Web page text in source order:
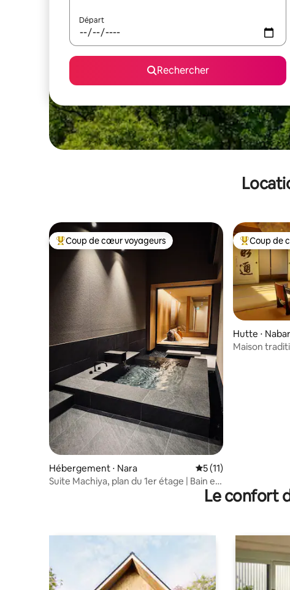
Départ
Rechercher
Coups de cœur voyageurs les plus appréciés
Coup de cœur voyageurs
Hébergement ⋅ Nara Évaluation moyenne
5 (11)
Suite Machiya, plan du 1er étage | Bain en
Coups de
Coup de
Hutte ⋅
Maison
Le confort